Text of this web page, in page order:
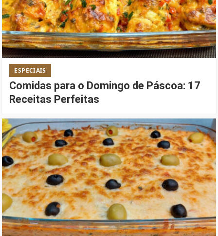
ESPECIAIS
Comidas para o Domingo de Páscoa: 17
Receitas Perfeitas